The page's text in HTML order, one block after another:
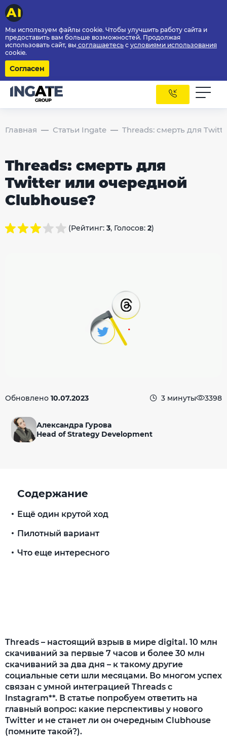
Мы используем файлы cookie. Чтобы улучшить работу сайта и
предоставить вам больше возможностей. Продолжая
использовать сайт, вы соглашаетесь с условиями использования
cookie.
Согласен
Главная Статьи Ingate Threads: смерть для
Threads: смерть для
Twitter или очередной
Clubhouse?
(Рейтинг: 3, Голосов: 2)
Обновлено 10.07.2023 3 минуты 3398
Александра Гурова
Head of Strategy Development
Threads – настоящий взрыв в мире digital. 10 млн
скачиваний за первые 7 часов и более 30 млн
скачиваний за два дня – к такому другие
социальные сети шли месяцами. Во многом успех
связан с умной интеграцией Threads с
Instagram**. В статье попробуем ответить на
главный вопрос: какие перспективы у нового
Twitter и не станет ли он очередным Clubhouse
(помните такой?).
Содержание
Ещё один крутой ход
Пилотный вариант
Что еще интересного